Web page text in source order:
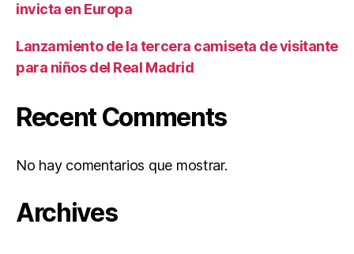
invicta en Europa
Lanzamiento de la tercera camiseta de visitante
para niños del Real Madrid
Recent Comments
No hay comentarios que mostrar.
Archives